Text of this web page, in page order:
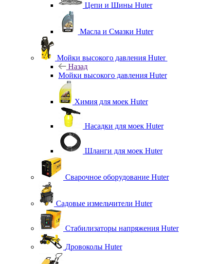
Цепи и Шины Huter
Масла и Смазки Huter
Мойки высокого давления Huter
Назад
Мойки высокого давления Huter
Химия для моек Huter
Насадки для моек Huter
Шланги для моек Huter
Сварочное оборудование Huter
Садовые измельчители Huter
Стабилизаторы напряжения Huter
Дровоколы Huter